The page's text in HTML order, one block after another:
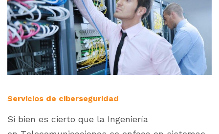
Servicios de ciberseguridad
Si bien es cierto que la Ingeniería